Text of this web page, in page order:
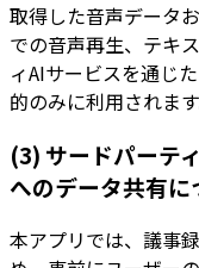
取得した音声データ
での音声再生、テキ
ィAIサービスを通じ
的のみに利用されます
(3) サードパーテ
へのデータ共有に
本アプリでは、議事